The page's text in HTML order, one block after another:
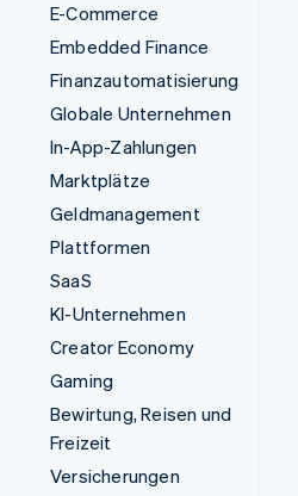
E-Commerce
Embedded Finance
Finanzautomatisierung
Globale Unternehmen
In-App-Zahlungen
Marktplätze
Geldmanagement
Plattformen
SaaS
KI-Unternehmen
Creator Economy
Gaming
Bewirtung, Reisen und
Freizeit
Versicherungen